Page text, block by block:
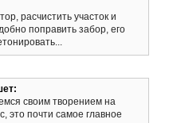
расчистить участок и
поправить забор, его
своим творением на
это почти самое главное